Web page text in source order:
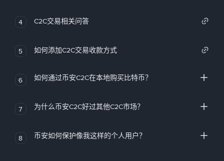
4 C2C交易相关问答
5 如何添加C2C交易收款方式
6 如何通过币安C2C在本地购买比特币？
7 为什么币安C2C好过其他C2C市场？
8 币安如何保护像我这样的个人用户？